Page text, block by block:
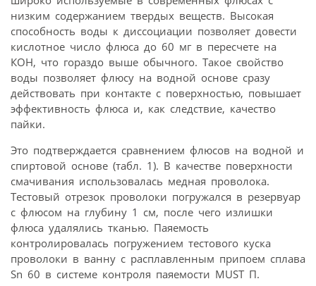
низким содержанием твердых веществ. Высокая
способность воды к диссоциации позволяет довести
кислотное число флюса до 60 мг в пересчете на
КОН, что гораздо выше обычного. Такое свойство
воды позволяет флюсу на водной основе сразу
действовать при контакте с поверхностью, повышает
эффективность флюса и, как следствие, качество
пайки.
Это подтверждается сравнением флюсов на водной и
спиртовой основе (табл. 1). В качестве поверхности
смачивания использовалась медная проволока.
Тестовый отрезок проволоки погружался в резервуар
с флюсом на глубину 1 см, после чего излишки
флюса удалялись тканью. Паяемость
контролировалась погружением тестового куска
проволоки в ванну с расплавленным припоем сплава
Sn 60 в системе контроля паяемости MUST П.